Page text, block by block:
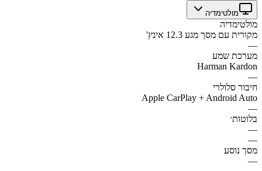
מולטימדיה
מולטימדיה
מקורית עם מסך מגע 12.3 אינץ'
—
מערכת שמע
Harman Kardon
—
חיבור סלולרי
Apple CarPlay + Android Auto
—
בלוטות׳
—
—
מסך נוסע
—